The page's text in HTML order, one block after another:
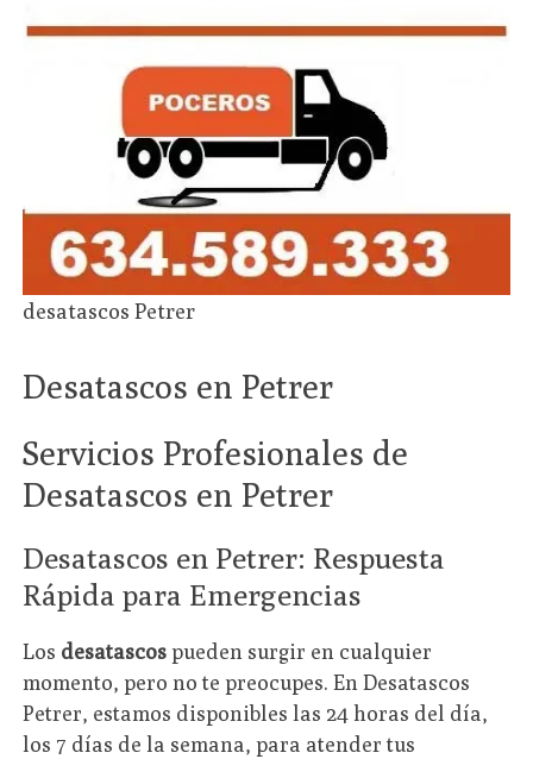
desatascos Petrer
Desatascos en Petrer
Servicios Profesionales de
Desatascos en Petrer
Desatascos en Petrer: Respuesta
Rápida para Emergencias
Los desatascospueden surgir en cualquier
momento, pero no te preocupes. En Desatascos
Petrer, estamos disponibles las 24 horas del día,
los 7 días de la semana, para atender tus